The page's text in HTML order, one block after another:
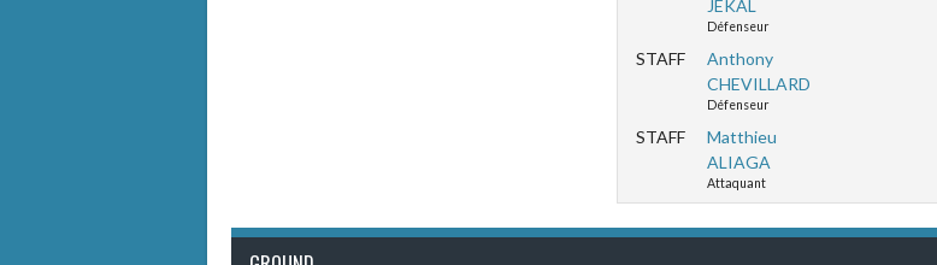
JEKAL
Défenseur
STAFF
Anthony
CHEVILLARD
Défenseur
STAFF
Matthieu
ALIAGA
Attaquant